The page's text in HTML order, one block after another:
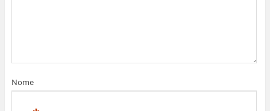
Nome